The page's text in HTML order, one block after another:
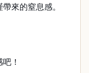
來的窒息感。
！